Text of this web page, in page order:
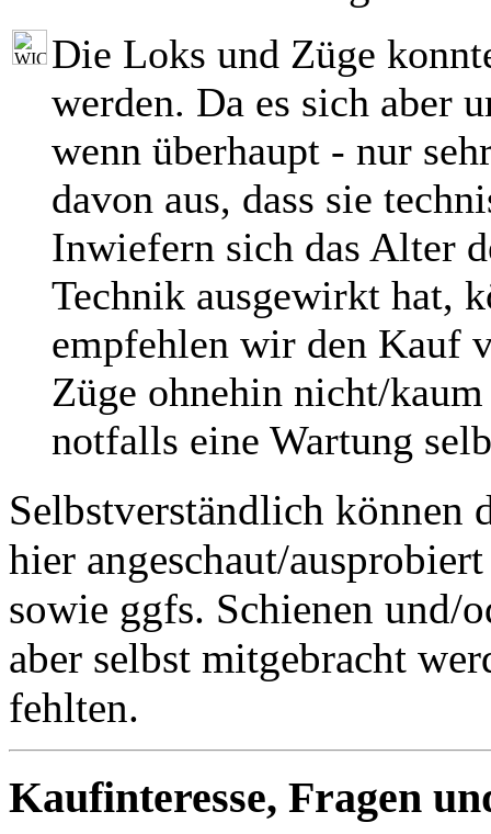
Die Loks und Züge
werden. Da es sich aber
wenn überhaupt - nur
davon aus, dass sie
Inwiefern sich das Alter
Technik ausgewirkt hat,
empfehlen wir den Kauf
Züge ohnehin nicht/
notfalls eine Wartung
Selbstverständlich
hier angeschaut/
sowie ggfs. Schienen und/
aber selbst mitgebracht
fehlten.
Kaufinteresse, Fragen